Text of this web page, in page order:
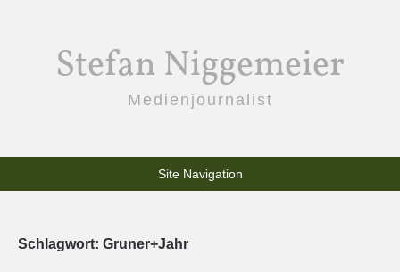
Stefan Niggemeier
Medienjournalist
Site Navigation
Schlagwort: Gruner+Jahr